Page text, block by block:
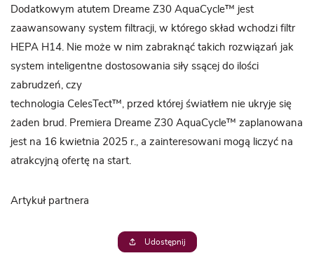
Dodatkowym atutem Dreame Z30 AquaCycle™ jest
zaawansowany system filtracji, w którego skład wchodzi filtr
HEPA H14. Nie może w nim zabraknąć takich rozwiązań jak
system inteligentne dostosowania siły ssącej do ilości
zabrudzeń, czy
technologia CelesTect™, przed której światłem nie ukryje się
żaden brud. Premiera Dreame Z30 AquaCycle™ zaplanowana
jest na 16 kwietnia 2025 r., a zainteresowani mogą liczyć na
atrakcyjną ofertę na start.
Artykuł partnera
Udostępnij